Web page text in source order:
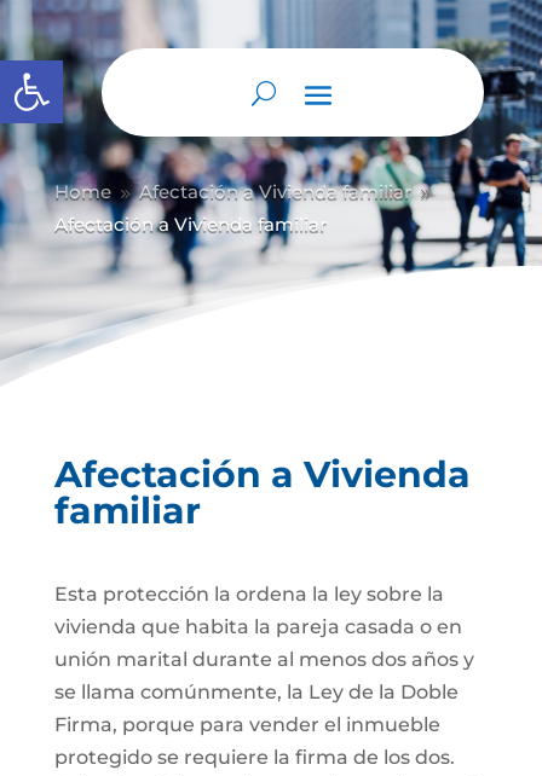
Abrir barra de herramientas
Home 9 Afectación a Vivienda familiar 9
Afectación a Vivienda familiar
Afectación a Vivienda
familiar
Esta protección la ordena la ley sobre la
vivienda que habita la pareja casada o en
unión marital durante al menos dos años y
se llama comúnmente, la Ley de la Doble
Firma, porque para vender el inmueble
protegido se requiere la firma de los dos.